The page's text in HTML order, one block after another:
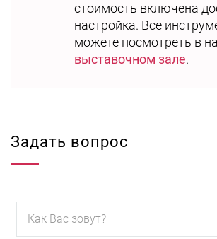
стоимость включена
настройка. Все
можете посмотреть в
выставочном зале.
Задать вопрос